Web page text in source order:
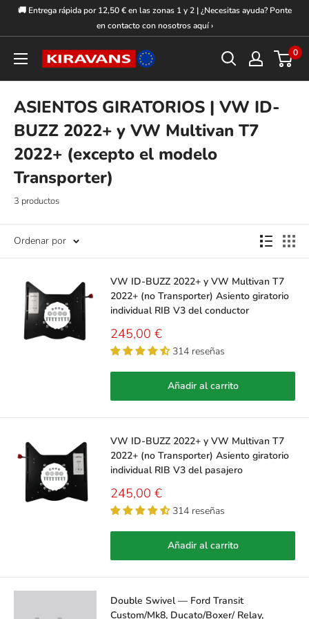
contenido
🚚 Entrega rápida por 12,50 € en las zonas 1 y 2 | ¿Necesitas ayuda? Ponte
en contacto con nosotros aquí ›
Kiravans
0
ASIENTOS GIRATORIOS | VW ID-
BUZZ 2022+ y VW Multivan T7
2022+ (excepto el modelo
Transporter)
3 productos
Ordenar por
VW ID-BUZZ 2022+ y VW Multivan T7
2022+ (no Transporter) Asiento giratorio
individual RIB V3 del conductor
Precio
de
venta
245,00 €
314 reseñas
Añadir al carrito
VW ID-BUZZ 2022+ y VW Multivan T7
2022+ (no Transporter) Asiento giratorio
individual RIB V3 del pasajero
Precio
de
venta
245,00 €
314 reseñas
Añadir al carrito
Double Swivel — Ford Transit
Custom/Mk8, Ducato/Boxer/ Relay,